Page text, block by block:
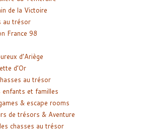
de la Victoire
au trésor
France 98
d’Ariège
d’Or
au trésor
enfants et familles
& escape rooms
de trésors & Aventure
chasses au trésor